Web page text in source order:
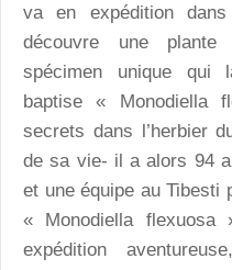
va en expédition
découvre une plante
spécimen unique qui
baptise « Monodiella
secrets dans l’herbier
de sa vie- il a alors 94
et une équipe au Tibesti
« Monodiella
expédition